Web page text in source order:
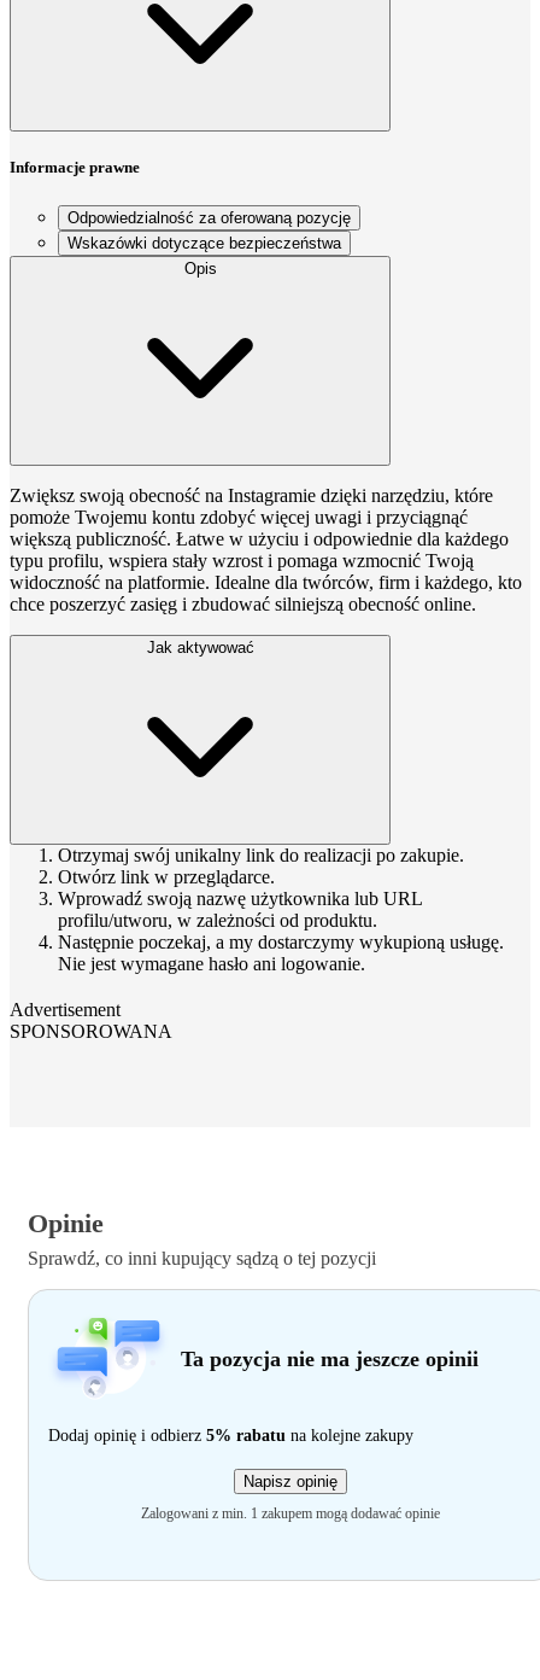
Informacje prawne
Odpowiedzialność za oferowaną pozycję
Wskazówki dotyczące bezpieczeństwa
Opis
Zwiększ swoją obecność na Instagramie dzięki narzędziu, które
pomoże Twojemu kontu zdobyć więcej uwagi i przyciągnąć
większą publiczność. Łatwe w użyciu i odpowiednie dla każdego
typu profilu, wspiera stały wzrost i pomaga wzmocnić Twoją
widoczność na platformie. Idealne dla twórców, firm i każdego, kto
chce poszerzyć zasięg i zbudować silniejszą obecność online.
Jak aktywować
Otrzymaj swój unikalny link do realizacji po zakupie.
Otwórz link w przeglądarce.
Wprowadź swoją nazwę użytkownika lub URL
profilu/utworu, w zależności od produktu.
Następnie poczekaj, a my dostarczymy wykupioną usługę.
Nie jest wymagane hasło ani logowanie.
Advertisement
SPONSOROWANA
Opinie
Sprawdź, co inni kupujący sądzą o tej pozycji
Ta pozycja nie ma jeszcze opinii
Dodaj opinię i odbierz 5% rabatu na kolejne zakupy
Napisz opinię
Zalogowani z min. 1 zakupem mogą dodawać opinie